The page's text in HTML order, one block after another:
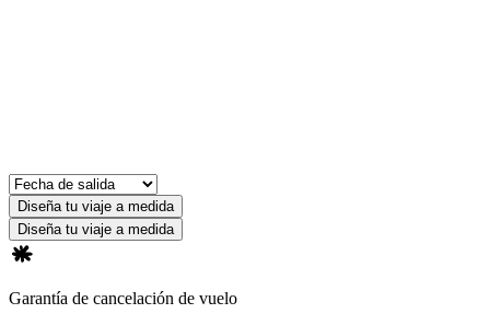
Diseña tu viaje a medida
Diseña tu viaje a medida
Garantía de cancelación de vuelo